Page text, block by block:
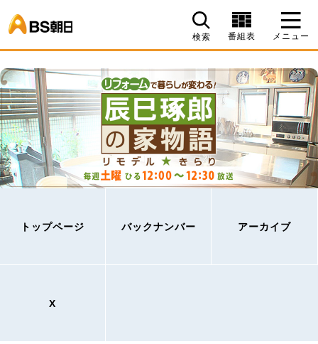
検索 番組表 メニュー
トップページ バックナンバー アーカイブ
X